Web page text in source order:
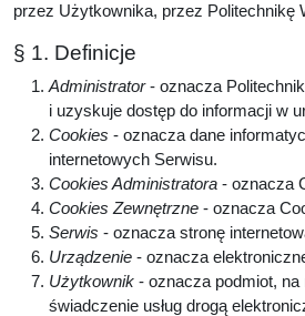
przez Użytkownika, przez Politechnikę
§ 1. Definicje
Administrator- oznacza
i uzyskuje dostęp do informacji w
Cookies - oznacza dane
internetowych Serwisu.
Cookies Administratora - oznacza
Cookies Zewnętrzne - oznacza
Serwis - oznacza stronę
Urządzenie - oznacza
Użytkownik - oznacza podmiot,
świadczenie usług drogą